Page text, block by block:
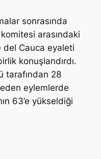
sonrasında
arasındaki
del Cauca eyaleti
konuşlandırdı.
tarafından 28
eylemlerde
63’e yükseldiği